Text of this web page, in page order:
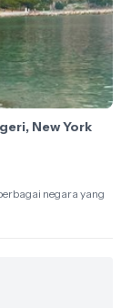
New York
negara yang